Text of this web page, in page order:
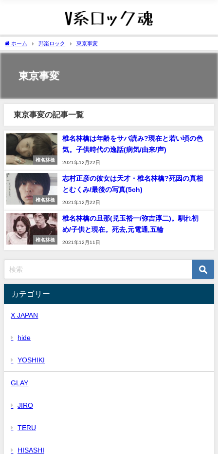
ホーム 邦楽ロック 東京事変
東京事変
東京事変の記事一覧
椎名林檎
椎名林檎は年齢をサバ読み?現在と若い頃の色
気。子供時代の逸話(病気/由来/声)
2021年12月22日
椎名林檎
志村正彦の彼女は天才・椎名林檎?死因の真相
とむくみ/最後の写真(5ch)
2021年12月22日
椎名林檎
椎名林檎の旦那(児玉裕一/弥吉淳二)。馴れ初
め/子供と現在。死去,元電通,五輪
2021年12月11日
カテゴリー
X JAPAN
hide
YOSHIKI
GLAY
JIRO
TERU
HISASHI